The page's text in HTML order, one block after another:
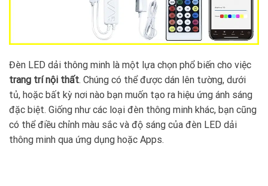
Đèn LED dải thông minh là một lựa chọn phổ biến cho việc
trang trí nội thất. Chúng có thể được dán lên tường, dưới
tủ, hoặc bất kỳ nơi nào bạn muốn tạo ra hiệu ứng ánh sáng
đặc biệt. Giống như các loại đèn thông minh khác, bạn cũng
có thể điều chỉnh màu sắc và độ sáng của đèn LED dải
thông minh qua ứng dụng hoặc Apps.